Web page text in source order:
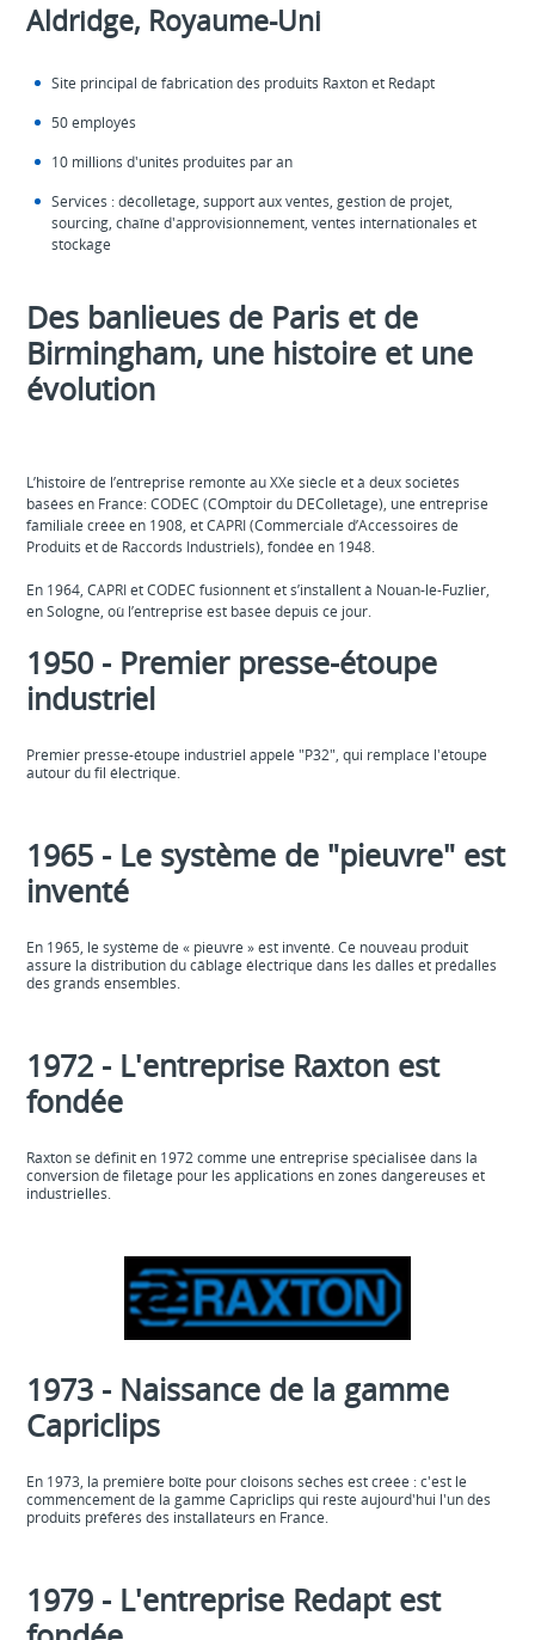
Aldridge, Royaume-Uni
Site principal de fabrication des produits Raxton et Redapt
50 employés
10 millions d'unités produites par an
Services : décolletage, support aux ventes, gestion de projet,
sourcing, chaîne d'approvisionnement, ventes internationales et
stockage
Des banlieues de Paris et de
Birmingham, une histoire et une
évolution
L’histoire de l’entreprise remonte au XXe siècle et à deux sociétés
basées en France: CODEC (COmptoir du DEColletage), une entreprise
familiale créée en 1908, et CAPRI (Commerciale d’Accessoires de
Produits et de Raccords Industriels), fondée en 1948.
En 1964, CAPRI et CODEC fusionnent et s’installent à Nouan-le-Fuzlier,
en Sologne, où l’entreprise est basée depuis ce jour.
1950 - Premier presse-étoupe
industriel
Premier presse-étoupe industriel appelé "P32", qui remplace l'étoupe
autour du fil électrique.
1965 - Le système de "pieuvre" est
inventé
En 1965, le système de « pieuvre » est inventé. Ce nouveau produit
assure la distribution du câblage électrique dans les dalles et prédalles
des grands ensembles.
1972 - L'entreprise Raxton est
fondée
Raxton se définit en 1972 comme une entreprise spécialisée dans la
conversion de filetage pour les applications en zones dangereuses et
industrielles.
1973 - Naissance de la gamme
Capriclips
En 1973, la première boîte pour cloisons sèches est créée : c'est le
commencement de la gamme Capriclips qui reste aujourd'hui l'un des
produits préférés des installateurs en France.
1979 - L'entreprise Redapt est